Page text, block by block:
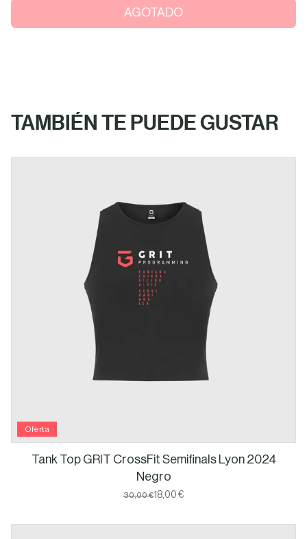
AGOTADO
TAMBIÉN TE PUEDE GUSTAR
Oferta
Tank Top GRIT CrossFit Semifinals Lyon 2024
Negro
30,00 €18,00 €